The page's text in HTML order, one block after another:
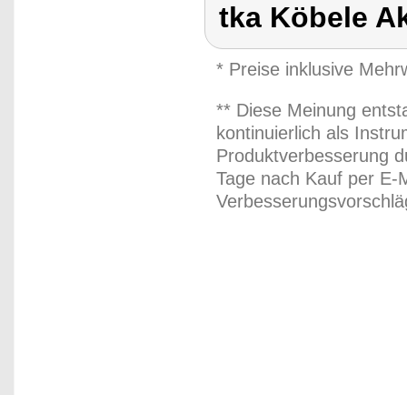
tka Köbele
* Preise inklusive
** Diese Meinung
kontinuierlich als
Produktverbesserung
Tage nach Kauf per E-